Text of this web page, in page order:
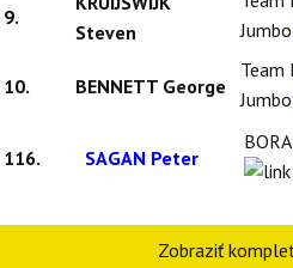
9.
Steven
Jumbo
10. BENNETT George
Jumbo
116. SAGAN Peter
Zobraziť